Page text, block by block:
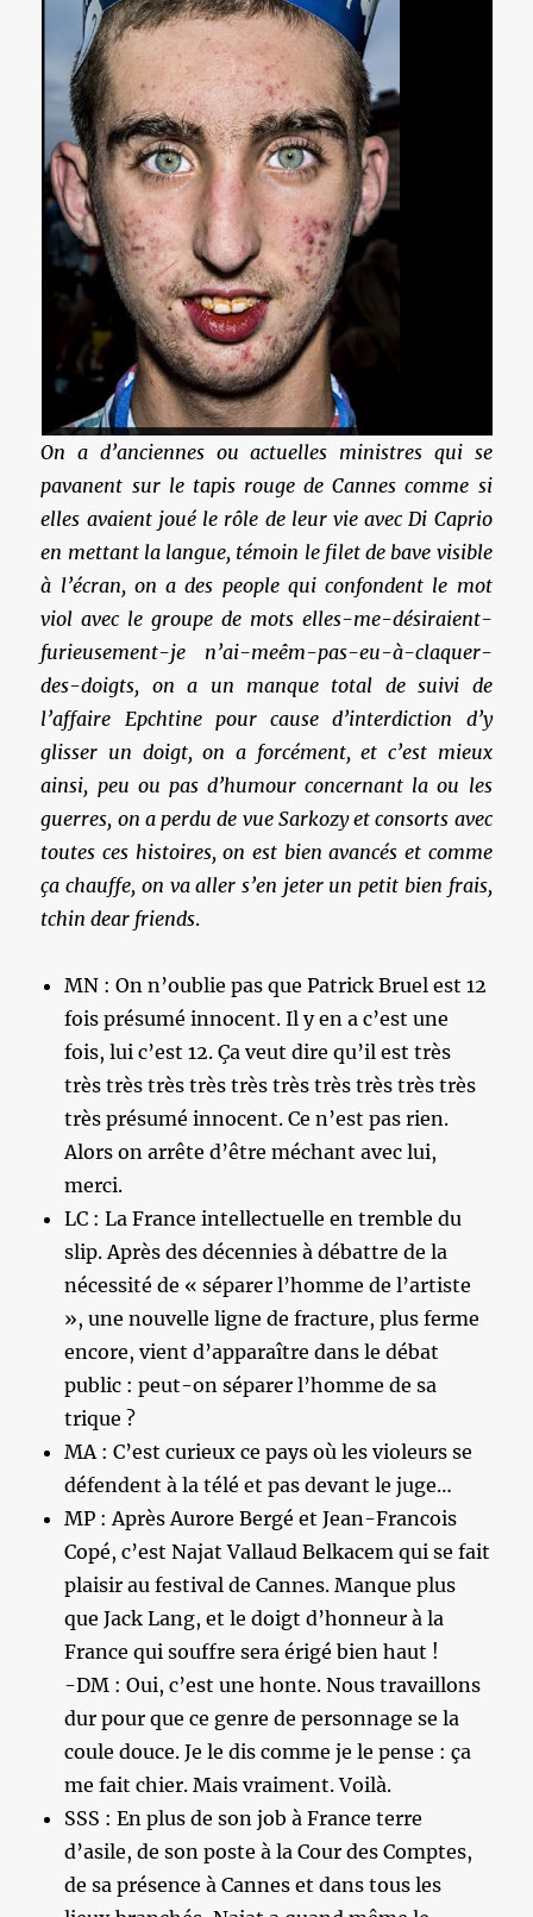
On a d’anciennes ou actuelles ministres qui se
pavanent sur le tapis rouge de Cannes comme si
elles avaient joué le rôle de leur vie avec Di Caprio
en mettant la langue, témoin le filet de bave visible
à l’écran, on a des people qui confondent le mot
viol avec le groupe de mots elles-me-désiraient-
furieusement-je n’ai-meêm-pas-eu-à-claquer-
des-doigts, on a un manque total de suivi de
l’affaire Epchtine pour cause d’interdiction d’y
glisser un doigt, on a forcément, et c’est mieux
ainsi, peu ou pas d’humour concernant la ou les
guerres, on a perdu de vue Sarkozy et consorts avec
toutes ces histoires, on est bien avancés et comme
ça chauffe, on va aller s’en jeter un petit bien frais,
tchin dear friends.
MN : On n’oublie pas que Patrick Bruel est 12
fois présumé innocent. Il y en a c’est une
fois, lui c’est 12. Ça veut dire qu’il est très
très très très très très très très très très très
très présumé innocent. Ce n’est pas rien.
Alors on arrête d’être méchant avec lui,
merci.
LC : La France intellectuelle en tremble du
slip. Après des décennies à débattre de la
nécessité de « séparer l’homme de l’artiste
», une nouvelle ligne de fracture, plus ferme
encore, vient d’apparaître dans le débat
public : peut-on séparer l’homme de sa
trique ?
MA : C’est curieux ce pays où les violeurs se
défendent à la télé et pas devant le juge…
MP : Après Aurore Bergé et Jean-Francois
Copé, c’est Najat Vallaud Belkacem qui se fait
plaisir au festival de Cannes. Manque plus
que Jack Lang, et le doigt d’honneur à la
France qui souffre sera érigé bien haut !
-DM : Oui, c’est une honte. Nous travaillons
dur pour que ce genre de personnage se la
coule douce. Je le dis comme je le pense : ça
me fait chier. Mais vraiment. Voilà.
SSS : En plus de son job à France terre
d’asile, de son poste à la Cour des Comptes,
de sa présence à Cannes et dans tous les